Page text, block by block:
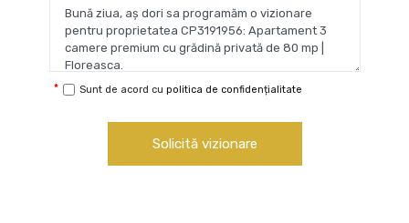
Sunt de acord cu politica de confidențialitate
Solicită vizionare